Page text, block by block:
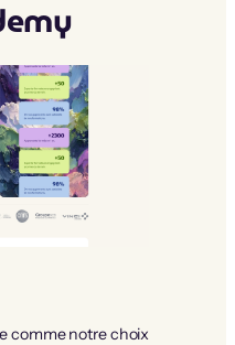
comme notre choix